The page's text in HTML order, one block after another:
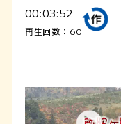
00:03:52
再生回数：60